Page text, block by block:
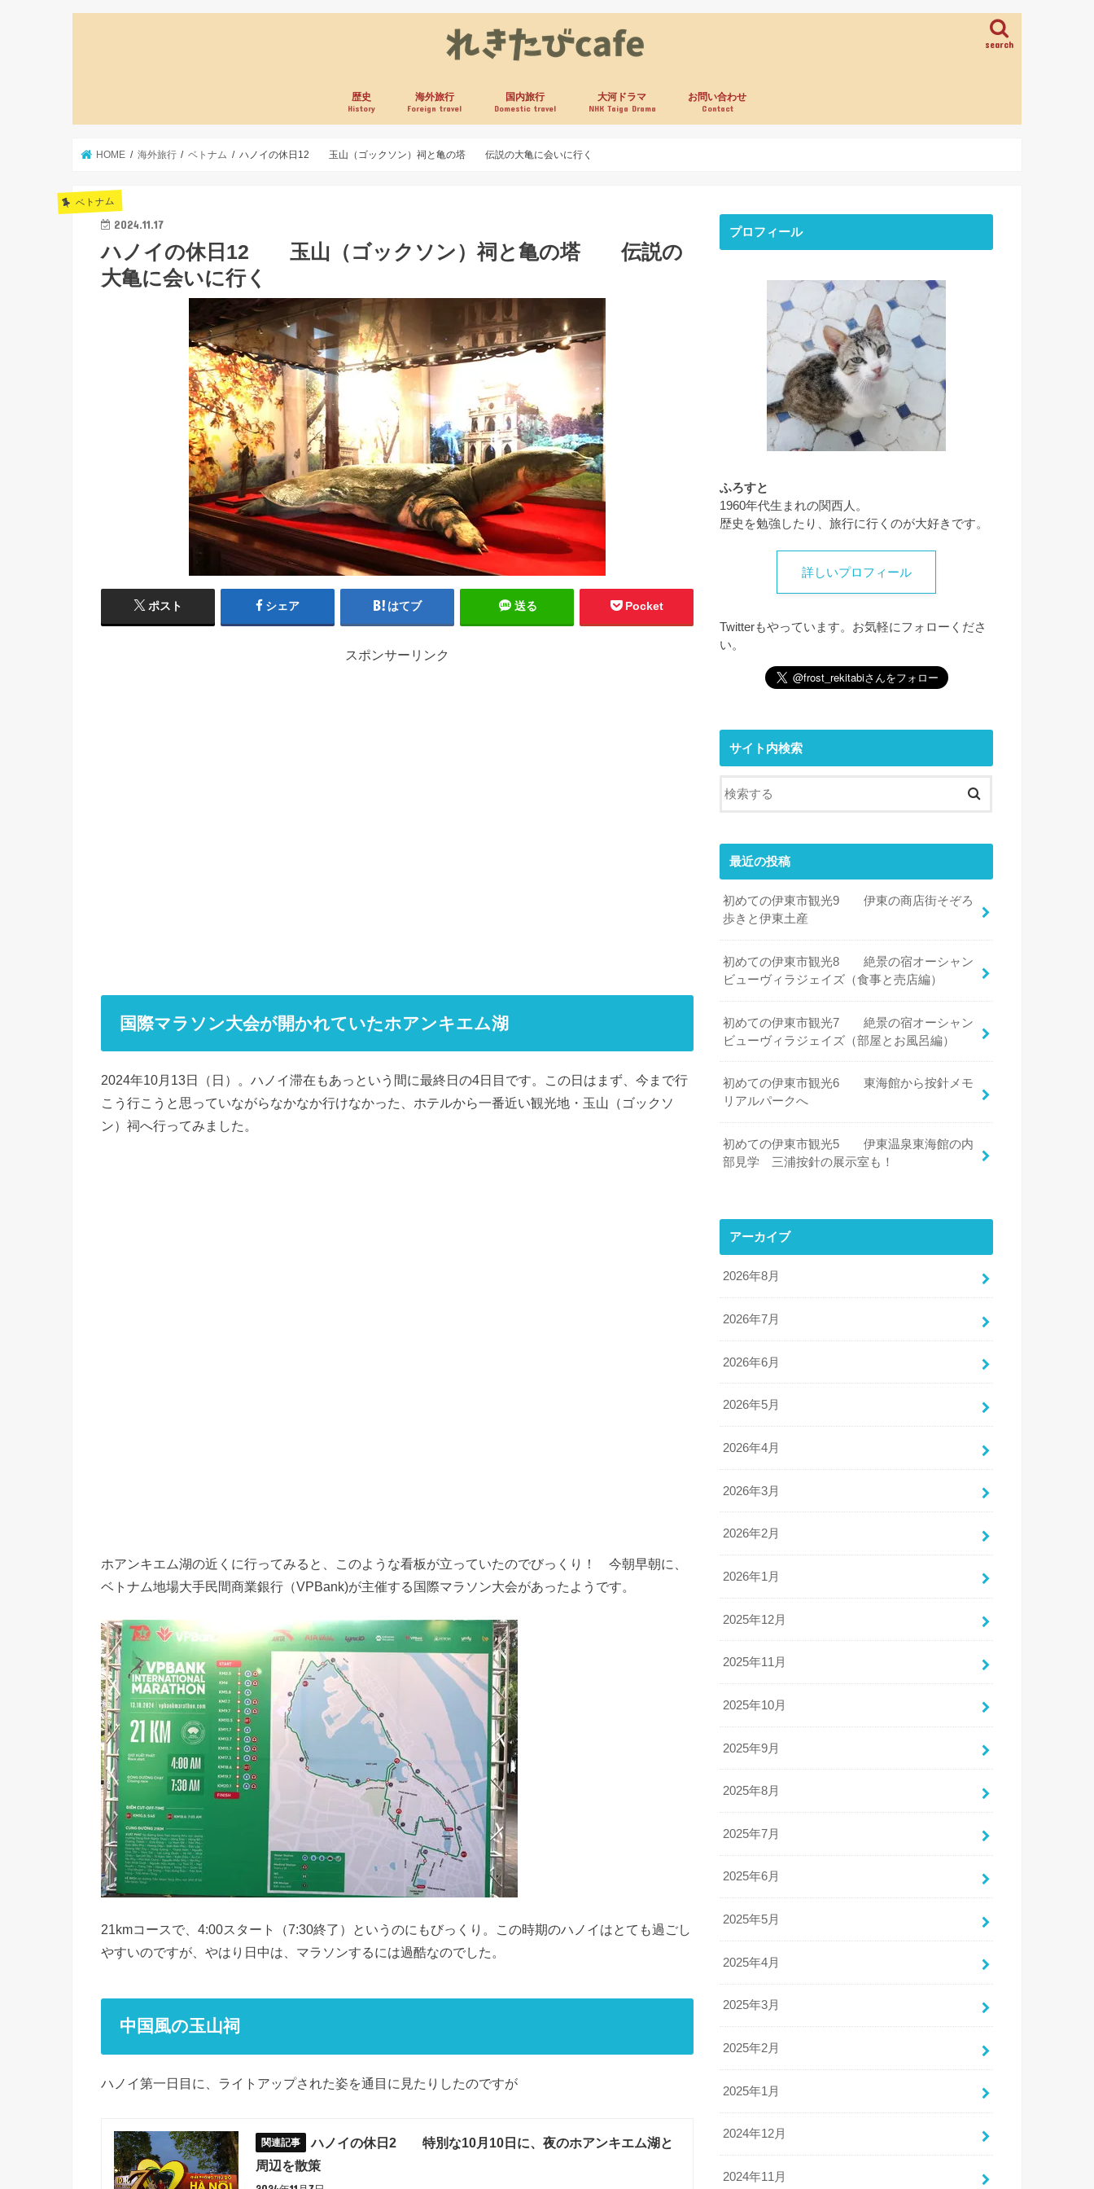
search
歴史
History
海外旅行
Foreign travel
国内旅行
Domestic travel
大河ドラマ
NHK Taiga Drama
お問い合わせ
Contact
HOME 海外旅行 ベトナム ハノイの休日12 玉山（ゴックソン）祠と亀の塔 伝説の大亀に会いに行く
ベトナム
2024.11.17
ハノイの休日12 玉山（ゴックソン）祠と亀の塔 伝説の
大亀に会いに行く
ポスト シェア はてブ 送る Pocket
スポンサーリンク
国際マラソン大会が開かれていたホアンキエム湖
2024年10月13日（日）。ハノイ滞在もあっという間に最終日の4日目です。この日はまず、今まで行
こう行こうと思っていながらなかなか行けなかった、ホテルから一番近い観光地・玉山（ゴックソ
ン）祠へ行ってみました。
ホアンキエム湖の近くに行ってみると、このような看板が立っていたのでびっくり！ 今朝早朝に、
ベトナム地場大手民間商業銀行（VPBank)が主催する国際マラソン大会があったようです。
21kmコースで、4:00スタート（7:30終了）というのにもびっくり。この時期のハノイはとても過ごし
やすいのですが、やはり日中は、マラソンするには過酷なのでした。
中国風の玉山祠
ハノイ第一日目に、ライトアップされた姿を通目に見たりしたのですが
ハノイの休日2 特別な10月10日に、夜のホアンキエム湖と
周辺を散策
プロフィール
ふろすと
1960年代生まれの関西人。
歴史を勉強したり、旅行に行くのが大好きです。
詳しいプロフィール
Twitterもやっています。お気軽にフォローくださ
い。
サイト内検索
最近の投稿
初めての伊東市観光9 伊東の商店街そぞろ
歩きと伊東土産
初めての伊東市観光8 絶景の宿オーシャン
ビューヴィラジェイズ（食事と売店編）
初めての伊東市観光7 絶景の宿オーシャン
ビューヴィラジェイズ（部屋とお風呂編）
初めての伊東市観光6 東海館から按針メモ
リアルパークへ
初めての伊東市観光5 伊東温泉東海館の内
部見学 三浦按針の展示室も！
アーカイブ
2026年8月
2026年7月
2026年6月
2026年5月
2026年4月
2026年3月
2026年2月
2026年1月
2025年12月
2025年11月
2025年10月
2025年9月
2025年8月
2025年7月
2025年6月
2025年5月
2025年4月
2025年3月
2025年2月
2025年1月
2024年12月
2024年11月